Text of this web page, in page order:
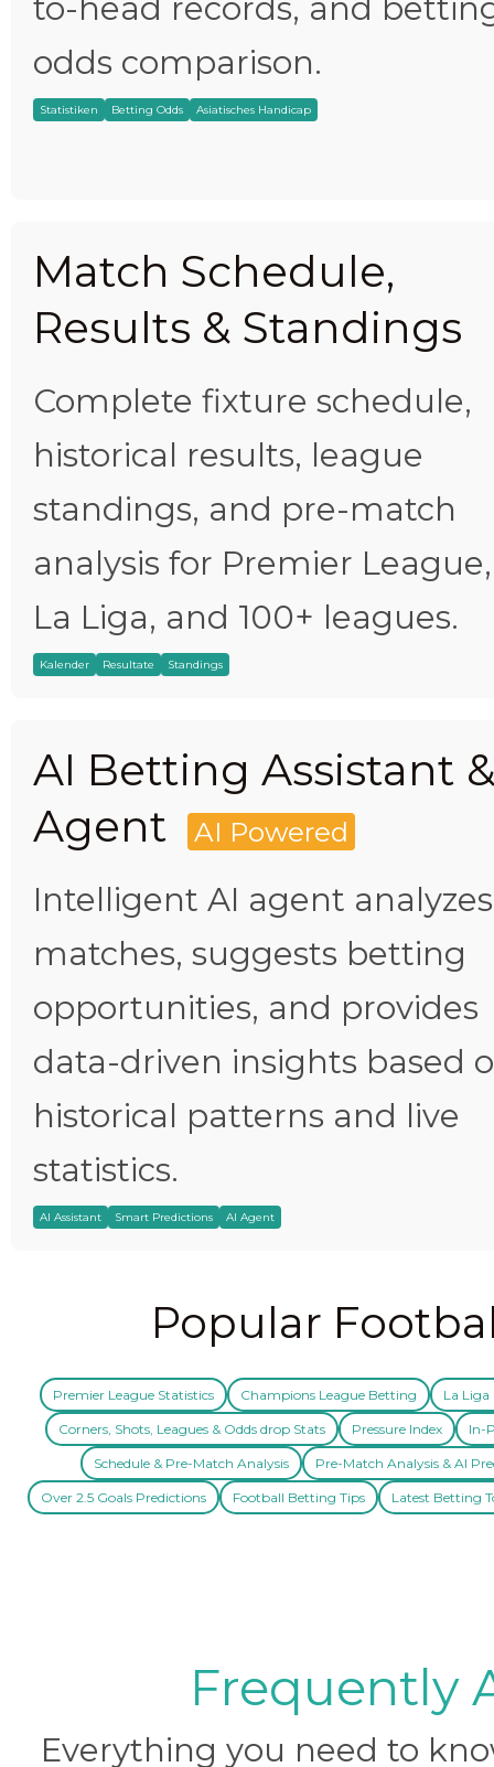
to-head records, and
odds comparison.
Statistiken Betting Odds Asiatisches Handicap
Match Schedule,
Results & Standings
Complete fixture schedule,
historical results, league
standings, and pre-match
analysis for Premier League,
La Liga, and 100+ leagues.
Kalender Resultate Standings
AI Betting Assistant
Agent
AI Powered
Intelligent AI agent analyzes
matches, suggests betting
opportunities, and provides
data-driven insights based
historical patterns and live
statistics.
AI Assistant Smart Predictions AI Agent
Popular
Premier League Statistics Champions League Betting La Liga
Corners, Shots, Leagues & Odds drop Stats Pressure Index In-
Schedule & Pre-Match Analysis Pre-Match Analysis & AI
Over 2.5 Goals Predictions Football Betting Tips Latest Betting
Frequently
Everything you need to